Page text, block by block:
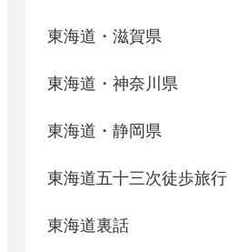
東海道・滋賀県
東海道・神奈川県
東海道・静岡県
東海道五十三次徒歩旅行
東海道裏話